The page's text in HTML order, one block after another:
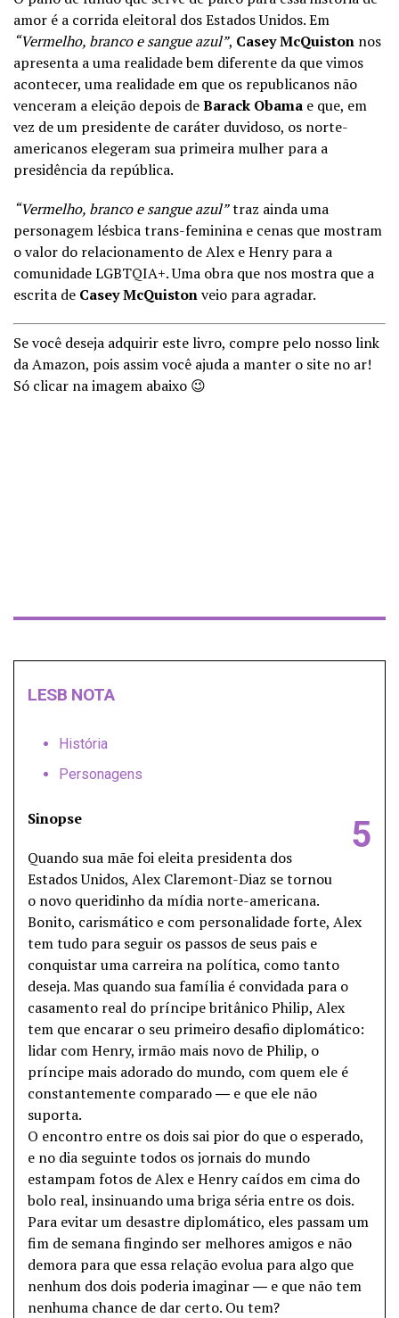
amor é a corrida eleitoral dos Estados Unidos. Em
“Vermelho, branco e sangue azul”, Casey McQuiston nos
apresenta a uma realidade bem diferente da que vimos
acontecer, uma realidade em que os republicanos não
venceram a eleição depois deBarack Obama e que, em
vez de um presidente de caráter duvidoso, os norte-
americanos elegeram sua primeira mulher para a
presidência da república.
“Vermelho, branco e sangue azul”traz ainda uma
personagem lésbica trans-feminina e cenas que mostram
o valor do relacionamento de Alex e Henry para a
comunidade LGBTQIA+. Uma obra que nos mostra que a
escrita de Casey McQuistonveio para agradar.
Se você deseja adquirir este livro, compre pelo nosso link
da Amazon, pois assim você ajuda a manter o site no ar!
Só clicar na imagem abaixo 😉
LESB NOTA
História
Personagens
5
Sinopse
Quando sua mãe foi eleita presidenta dos
Estados Unidos, Alex Claremont-Diaz se tornou
o novo queridinho da mídia norte-americana.
Bonito, carismático e com personalidade forte, Alex
tem tudo para seguir os passos de seus pais e
conquistar uma carreira na política, como tanto
deseja. Mas quando sua família é convidada para o
casamento real do príncipe britânico Philip, Alex
tem que encarar o seu primeiro desafio diplomático:
lidar com Henry, irmão mais novo de Philip, o
príncipe mais adorado do mundo, com quem ele é
constantemente comparado ― e que ele não
suporta.
O encontro entre os dois sai pior do que o esperado,
e no dia seguinte todos os jornais do mundo
estampam fotos de Alex e Henry caídos em cima do
bolo real, insinuando uma briga séria entre os dois.
Para evitar um desastre diplomático, eles passam um
fim de semana fingindo ser melhores amigos e não
demora para que essa relação evolua para algo que
nenhum dos dois poderia imaginar ― e que não tem
nenhuma chance de dar certo. Ou tem?